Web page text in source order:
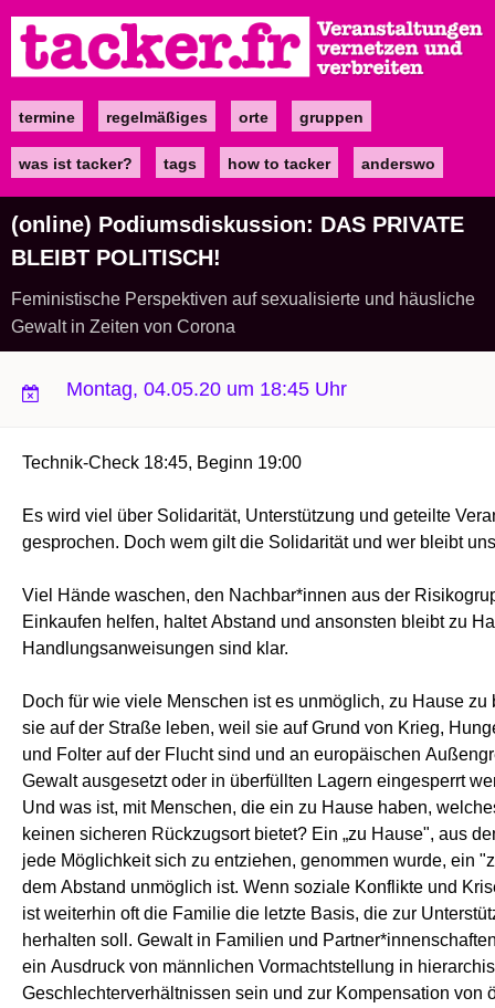
zum
Inhalt
Maintermine regelmäßiges orte gruppen
was ist tacker? tags how to tacker anderswo
(online) Podiumsdiskussion: DAS PRIVATE
BLEIBT POLITISCH!
Feministische Perspektiven auf sexualisierte und häusliche
Gewalt in Zeiten von Corona
Montag, 04.05.20 um 18:45 Uhr
Technik-Check 18:45, Beginn 19:00
Es wird viel über Solidarität, Unterstützung und geteilte
gesprochen. Doch wem gilt die Solidarität und wer bleibt
Viel Hände waschen, den Nachbar*innen aus der
Einkaufen helfen, haltet Abstand und ansonsten bleibt zu
Handlungsanweisungen sind klar.
Doch für wie viele Menschen ist es unmöglich, zu Hause zu
sie auf der Straße leben, weil sie auf Grund von Krieg,
und Folter auf der Flucht sind und an europäischen
Gewalt ausgesetzt oder in überfüllten Lagern eingesperrt
Und was ist, mit Menschen, die ein zu Hause haben,
keinen sicheren Rückzugsort bietet? Ein „zu Hause", aus
jede Möglichkeit sich zu entziehen, genommen wurde, ein
dem Abstand unmöglich ist. Wenn soziale Konflikte und
ist weiterhin oft die Familie die letzte Basis, die zur
herhalten soll. Gewalt in Familien und
ein Ausdruck von männlichen Vormachtstellung in
Geschlechterverhältnissen sein und zur Kompensation von